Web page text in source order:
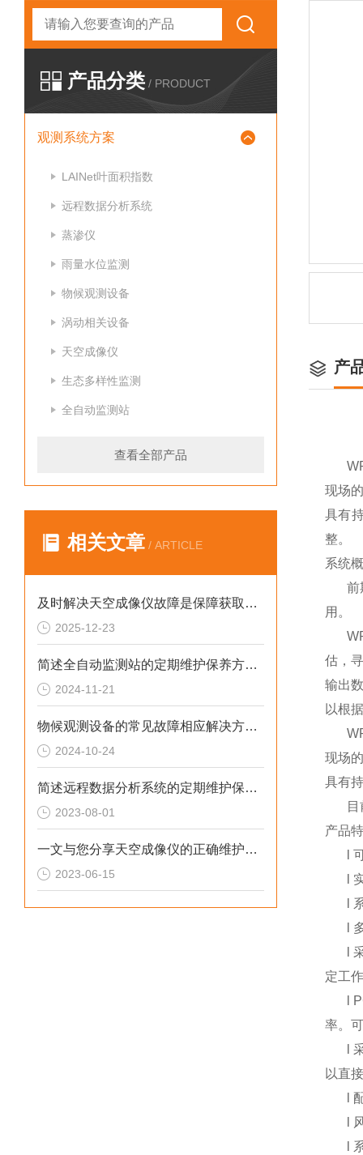
产品分类 / PRODUCT
观测系统方案
LAINet叶面积指数
远程数据分析系统
蒸渗仪
雨量水位监测
物候观测设备
涡动相关设备
天空成像仪
生态多样性监测
全自动监测站
查看全部产品
相关文章 / ARTICLE
及时解决天空成像仪故障是保障获取高可靠性天空数据的核心
2025-12-23
简述全自动监测站的定期维护保养方法建议
2024-11-21
物候观测设备的常见故障相应解决方法分享
2024-10-24
简述远程数据分析系统的定期维护保养方法
2023-08-01
一文与您分享天空成像仪的正确维护保养方法
2023-06-15
产
现场
具有
整。
系统
前
用。
估，
输出
以根
现场
具有
产品
定工
率。
以直